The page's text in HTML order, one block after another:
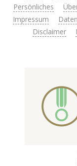
Persönliches
Impressum
Disclaimer